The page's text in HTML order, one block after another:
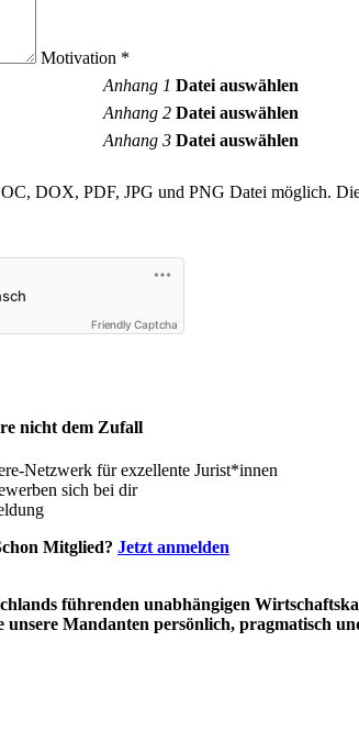
Motivation *
Anhang 1 Datei auswählen
Anhang 2 Datei auswählen
Anhang 3 Datei auswählen
DOX, PDF, JPG und PNG Datei möglich.
Friendly Captcha
nicht dem Zufall
Netzwerk für exzellente Jurist*innen
sich bei dir
Mitglied? Jetzt anmelden
führenden unabhängigen
unsere Mandanten persönlich, pragmatisch